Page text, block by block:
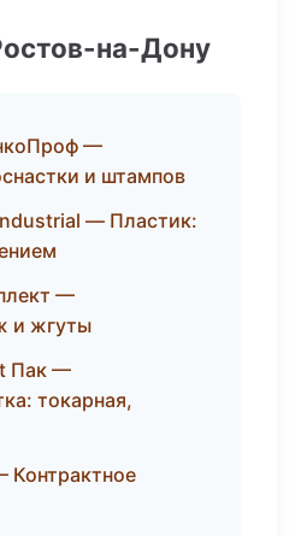
на-Дону
—
и штампов
— Пластик:
—
и жгуты
Пак —
токарная,